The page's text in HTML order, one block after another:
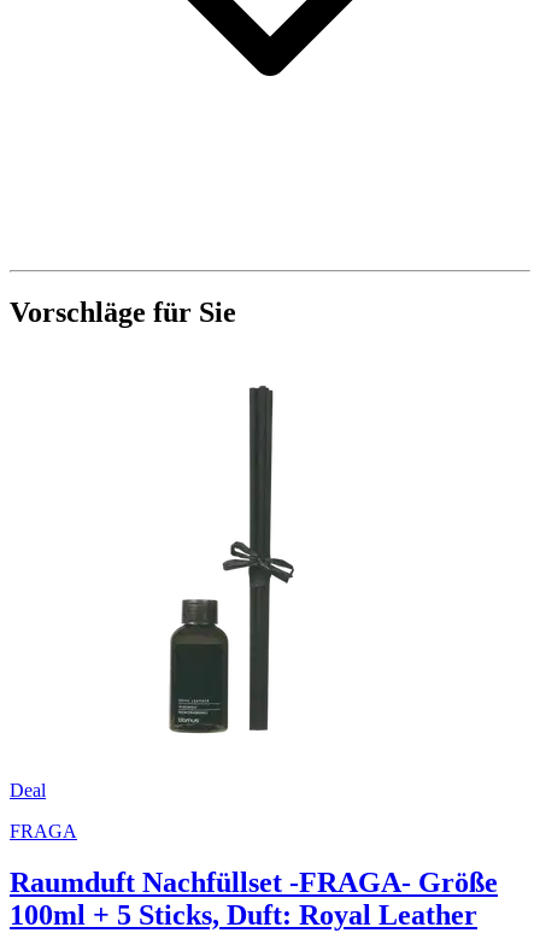
Vorschläge für Sie
Deal
FRAGA
Raumduft Nachfüllset -FRAGA- Größe
100ml + 5 Sticks, Duft: Royal Leather